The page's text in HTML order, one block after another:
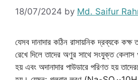
18/07/2024 by Md. Saifur
যেসব দানাদার কঠিন রাসায়নিক দ্রব্যকে কক্ষ
রেখে দিলে তাদের অণুর সাথে সংযুক্ত কেলাস
হয় এবং অদানাদার পাউডারে পরিণত হয়